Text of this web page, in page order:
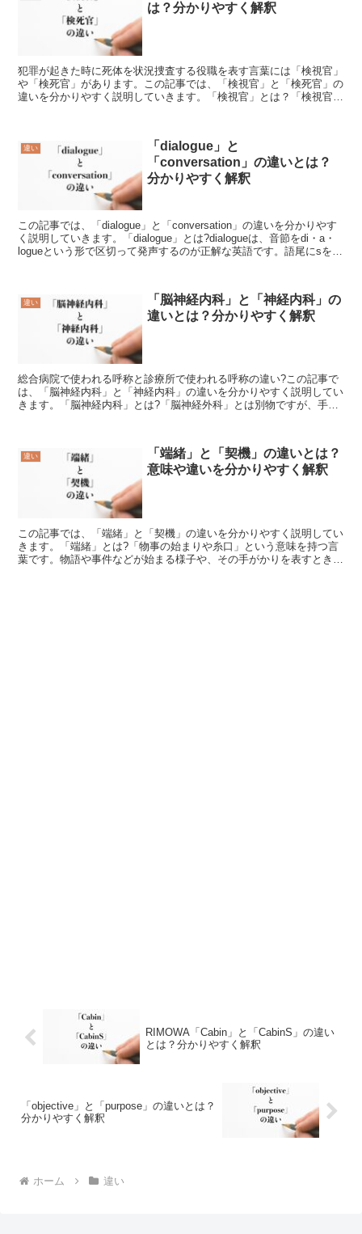
は？分かりやすく解釈
犯罪が起きた時に死体を状況捜査する役職を表す言葉には「検視官」
や「検死官」があります。この記事では、「検視官」と「検死官」の
違いを分かりやすく説明していきます。「検視官」とは？「検視官」
違い
「dialogue」と
「conversation」の違いとは？
分かりやすく解釈
この記事では、「dialogue」と「conversation」の違いを分かりやす
く説明していきます。「dialogue」とは?dialogueは、音節をdi・a・
logueという形で区切って発声するのが正解な英語です。語尾にsを付
違い
「脳神経内科」と「神経内科」の
違いとは？分かりやすく解釈
総合病院で使われる呼称と診療所で使われる呼称の違い?この記事で
は、「脳神経内科」と「神経内科」の違いを分かりやすく説明してい
きます。「脳神経内科」とは?「脳神経外科」とは別物ですが、手術
違い
「端緒」と「契機」の違いとは？
意味や違いを分かりやすく解釈
この記事では、「端緒」と「契機」の違いを分かりやすく説明してい
きます。「端緒」とは?「物事の始まりや糸口」という意味を持つ言
葉です。物語や事件などが始まる様子や、その手がかりを表すときに
RIMOWA「Cabin」と「CabinS」の違い
とは？分かりやすく解釈
「objective」と「purpose」の違いとは？
分かりやすく解釈
ホーム 違い